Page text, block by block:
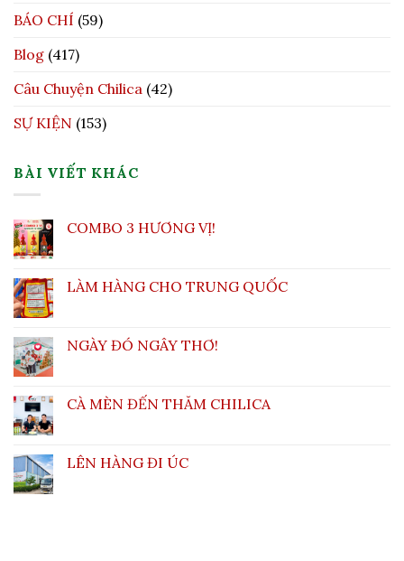
BÁO CHÍ (59)
Blog (417)
Câu Chuyện Chilica (42)
SỰ KIỆN (153)
BÀI VIẾT KHÁC
COMBO 3 HƯƠNG VỊ!
LÀM HÀNG CHO TRUNG QUỐC
NGÀY ĐÓ NGÂY THƠ!
CÀ MÈN ĐẾN THĂM CHILICA
LÊN HÀNG ĐI ÚC